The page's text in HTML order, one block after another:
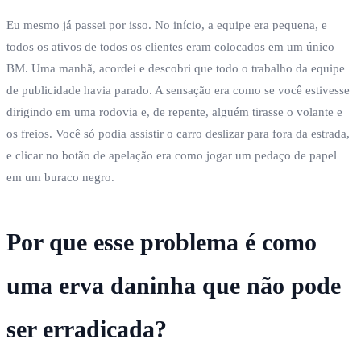
Eu mesmo já passei por isso. No início, a equipe era pequena, e
todos os ativos de todos os clientes eram colocados em um único
BM. Uma manhã, acordei e descobri que todo o trabalho da equipe
de publicidade havia parado. A sensação era como se você estivesse
dirigindo em uma rodovia e, de repente, alguém tirasse o volante e
os freios. Você só podia assistir o carro deslizar para fora da estrada,
e clicar no botão de apelação era como jogar um pedaço de papel
em um buraco negro.
Por que esse problema é como
uma erva daninha que não pode
ser erradicada?